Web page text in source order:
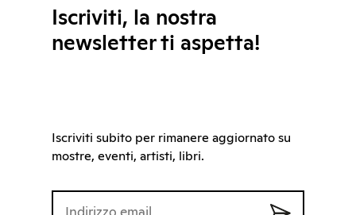
Iscriviti, la nostra
newsletter ti aspetta!
Iscriviti subito per rimanere aggiornato su
mostre, eventi, artisti, libri.